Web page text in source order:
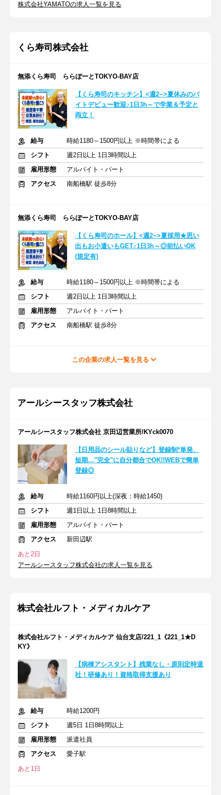
株式会社YAMATOの求人一覧を見る
くら寿司株式会社
無添くら寿司 ららぽーとTOKYO-BAY店
【くら寿司のキッチン】<週2~>夏休みのバ
イトデビュー歓迎♪1日3h～で学業＆予定と
両立！
給与
時給1180～1500円以上 ※時間帯による
シフト
週2日以上 1日3時間以上
雇用形態
アルバイト・パート
アクセス
南船橋駅 徒歩8分
無添くら寿司 ららぽーとTOKYO-BAY店
【くら寿司のホール】<週2~>夏採用★思い
出もお小遣いもGET♪1日3h～◎前払いOK
(規定有)
給与
時給1180～1500円以上 ※時間帯による
シフト
週2日以上 1日3時間以上
雇用形態
アルバイト・パート
アクセス
南船橋駅 徒歩8分
この企業の求人一覧を見る
アールシースタッフ株式会社
アールシースタッフ株式会社 京田辺営業所/KYck0070
【日用品のシール貼りなど】登録制*単発、
短期…"完全"に自分都合でOK!!WEBで簡単
登録◎
給与
時給1160円以上(深夜：時給1450)
シフト
週1日以上 1日8時間以上
雇用形態
アルバイト・パート
アクセス
新田辺駅
あと2日
アールシースタッフ株式会社の求人一覧を見る
株式会社ルフト・メディカルケア
株式会社ルフト・メディカルケア 仙台支店/221_1《221_1★D
KY》
【病棟アシスタント】残業なし・原則定時退
社！研修あり！資格取得支援あり
給与
時給1200円
シフト
週5日 1日8時間以上
雇用形態
派遣社員
アクセス
愛子駅
あと1日